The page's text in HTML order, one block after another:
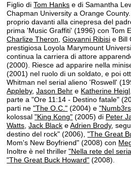
Figlio diTom Hanks e di Samantha
Chapman University a Orange
proprio davanti alla cinepresa del
prima 'Music Graffiti' (1996) con Tom
Charlize Theron ,Giovanni Ribisi e Bill
prestigiosa Loyola Marymount
continua la carriera di attore
(2000). Riesce ad apparire nella
(2001) nel ruolo di un soldato, e poi
Whitman nel serial alieno 'Roswell'
Appleby,Jason Behr e Katherine Heigl
parte a "Ore 11:14 - Destino fatale"
parti ne"The O.C." (2004) e
kolossal"King Kong" (2005) di Peter
Watts ,Jack Black eAdrien Brody,
destino del rock" (2006),"The Great
Mom's New Boyfriend" (2008) con
Inoltre è nel thriller"Nella rete del
"The Great Buck Howard" (2008).